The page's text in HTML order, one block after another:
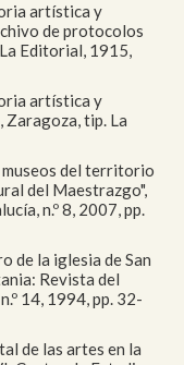
artística y
de protocolos
Editorial, 1915,
artística y
tip. La
museos del territorio
del Maestrazgo",
n.º 8, 2007, pp.
de la iglesia de San
Revista del
14, 1994, pp. 32-
de las artes en la